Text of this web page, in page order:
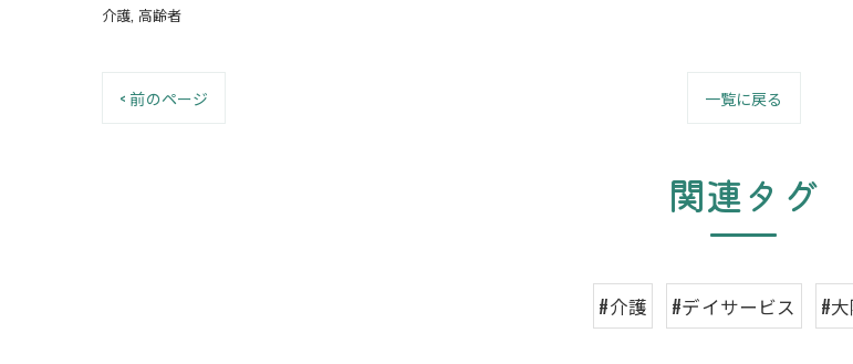
介護 高齢者
< 前のページ 一覧に戻る
関連タグ
#介護 #デイサービス #